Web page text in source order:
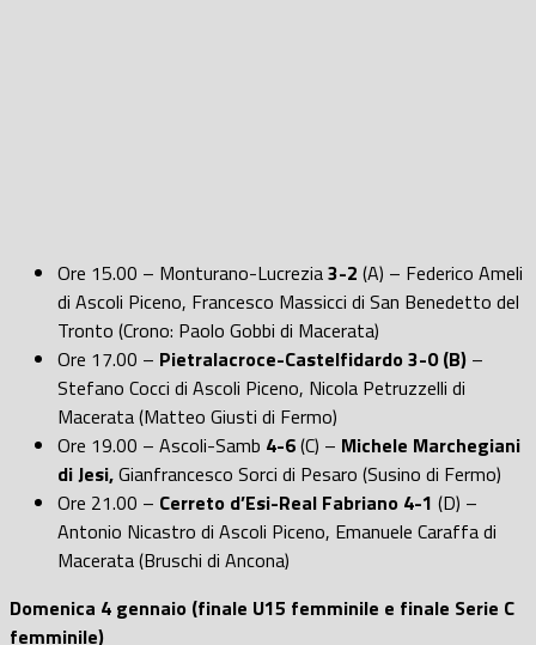
Ore 15.00 – Monturano-Lucrezia3-2 (A) – Federico Ameli
di Ascoli Piceno, Francesco Massicci di San Benedetto del
Tronto (Crono: Paolo Gobbi di Macerata)
Ore 17.00 – Pietralacroce-Castelfidardo 3-0 (B) –
Stefano Cocci di Ascoli Piceno, Nicola Petruzzelli di
Macerata (Matteo Giusti di Fermo)
Ore 19.00 – Ascoli-Samb 4-6(C) – Michele Marchegiani
di Jesi,Gianfrancesco Sorci di Pesaro (Susino di Fermo)
Ore 21.00 – Cerreto d’Esi-Real Fabriano 4-1 (D) –
Antonio Nicastro di Ascoli Piceno, Emanuele Caraffa di
Macerata (Bruschi di Ancona)
Domenica 4 gennaio (finale U15 femminile e finale Serie C
femminile)